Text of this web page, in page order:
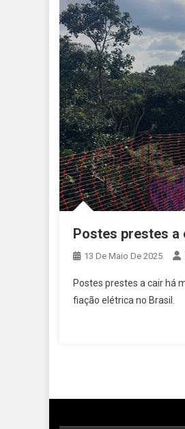
Postes prestes a
13 De Maio De 2025
Postes prestes a cair há
fiação elétrica no Brasil.